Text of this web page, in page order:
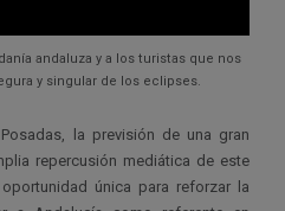
andaluza y a los turistas que nos
y singular de los eclipses.
la previsión de una gran
repercusión mediática de este
única para reforzar la